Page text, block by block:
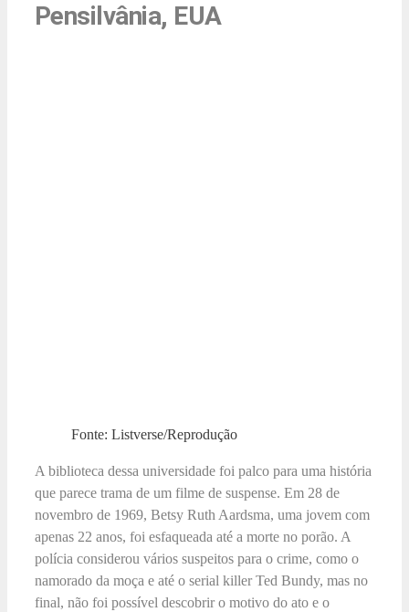
Pensilvânia, EUA
Fonte: Listverse/Reprodução
A biblioteca dessa universidade foi palco para uma história
que parece trama de um filme de suspense. Em 28 de
novembro de 1969, Betsy Ruth Aardsma, uma jovem com
apenas 22 anos, foi esfaqueada até a morte no porão. A
polícia considerou vários suspeitos para o crime, como o
namorado da moça e até o serial killer Ted Bundy, mas no
final, não foi possível descobrir o motivo do ato e o